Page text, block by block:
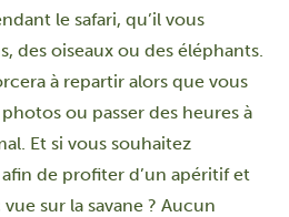
le safari, qu’il vous
des oiseaux ou des éléphants.
à repartir alors que vous
ou passer des heures à
Et si vous souhaitez
de profiter d’un apéritif et
sur la savane ? Aucun